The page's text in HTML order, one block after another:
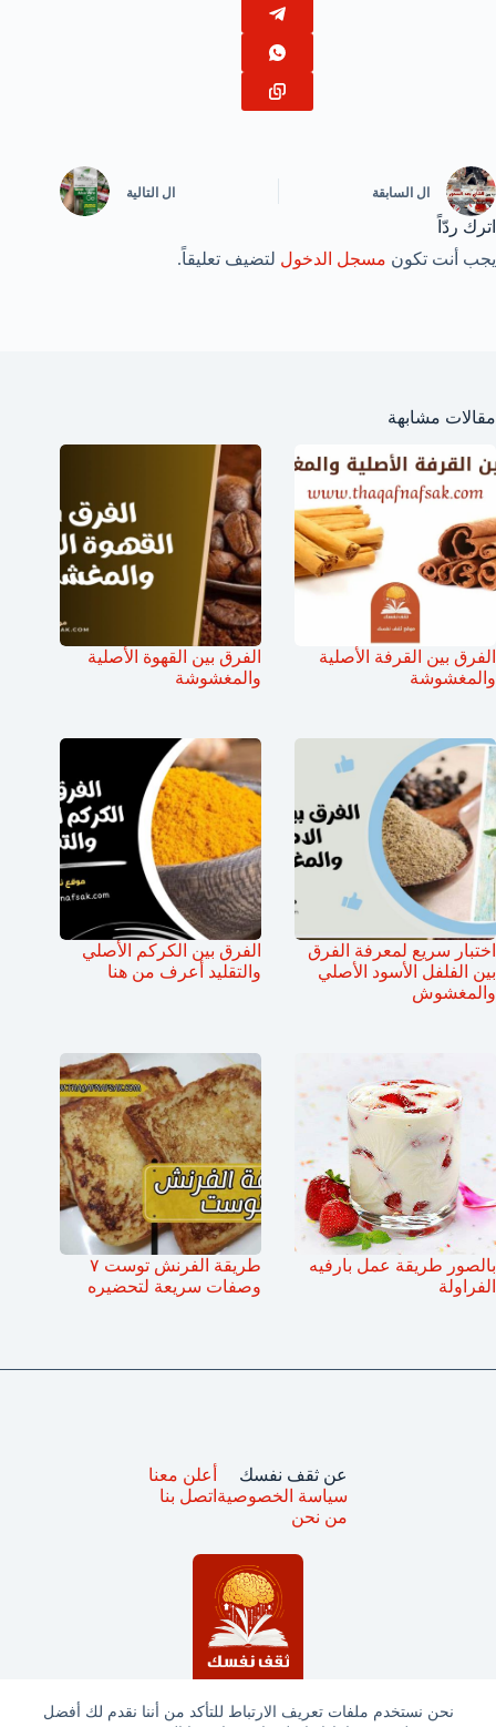
نحن نستخدم ملفات تعريف الارتباط للتأكد من أننا نقدم لك أفضل
ال السابقة ال التالية
اترك ردّاً
يجب أنت تكون مسجل الدخول لتضيف تعليقاً.
مقالات مشابهة
الفرق بين القرفة الأصلية
والمغشوشة
الفرق بين القهوة الأصلية
والمغشوشة
اختبار سريع لمعرفة الفرق
بين الفلفل الأسود الأصلي
والمغشوش
الفرق بين الكركم الأصلي
والتقليد أعرف من هنا
بالصور طريقة عمل بارفيه
الفراولة
طريقة الفرنش توست ٧
وصفات سريعة لتحضيره
عن ثقف نفسك
سياسة الخصوصية
من نحن
أعلن معنا
اتصل بنا